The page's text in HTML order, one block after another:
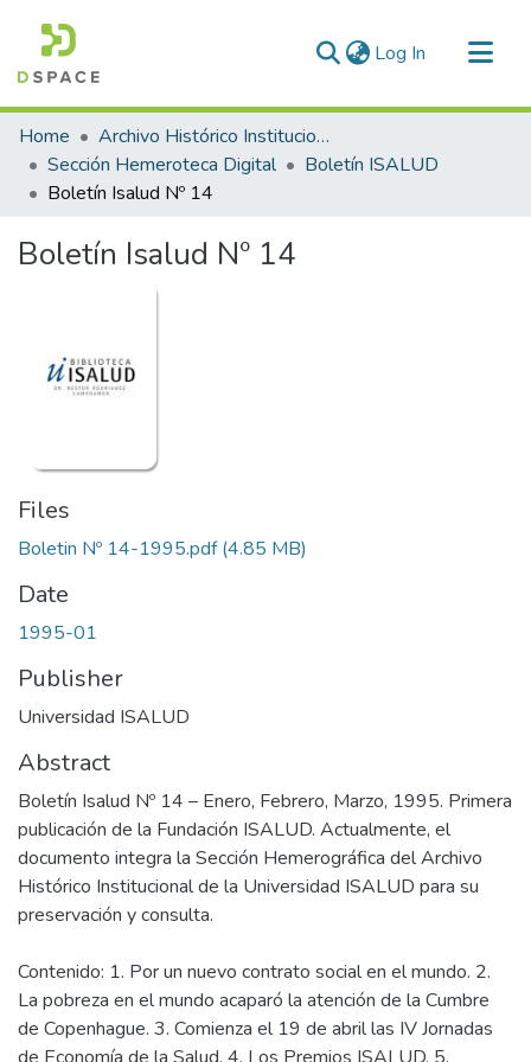
Log In (current)
Communities & Collections
All of DSpace
Statistics
Home
Archivo Histórico Institucional
Sección Hemeroteca Digital
Boletín ISALUD
Boletín Isalud Nº 14
Boletín Isalud Nº 14
Files
Boletin Nº 14-1995.pdf(4.85 MB)
Date
1995-01
Publisher
Universidad ISALUD
Abstract
Boletín Isalud Nº 14 – Enero, Febrero, Marzo, 1995. Primera
publicación de la Fundación ISALUD. Actualmente, el
documento integra la Sección Hemerográfica del Archivo
Histórico Institucional de la Universidad ISALUD para su
preservación y consulta.
Contenido: 1. Por un nuevo contrato social en el mundo. 2.
La pobreza en el mundo acaparó la atención de la Cumbre
de Copenhague. 3. Comienza el 19 de abril las IV Jornadas